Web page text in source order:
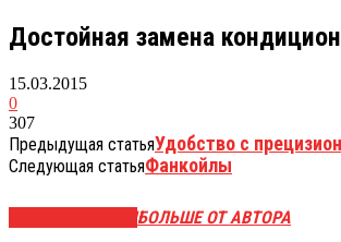
Достойная замена
15.03.2015
0
307
Предыдущая статьяУдобство с
Следующая статьяФанкойлы
БОЛЬШЕ ОТ АВТОРА